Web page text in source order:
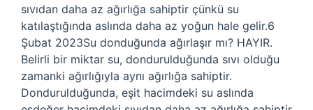
sıvıdan daha az ağırlığa sahiptir çünkü su
katılaştığında aslında daha az yoğun hale gelir.6
Şubat 2023Su donduğunda ağırlaşır mı? HAYIR.
Belirli bir miktar su, dondurulduğunda sıvı olduğu
zamanki ağırlığıyla aynı ağırlığa sahiptir.
Dondurulduğunda, eşit hacimdeki su aslında